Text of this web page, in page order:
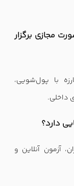
مجازی برگزار
با پول‌شویی،
داخلی.
آزمون آنلاین و